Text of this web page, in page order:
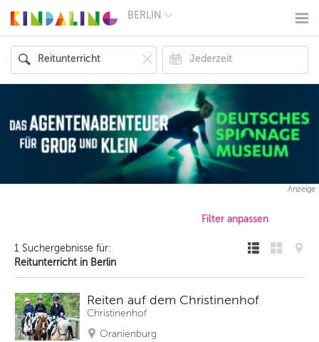
BERLIN
BERLIN
MÜNCHEN
HAMBURG
KÖLN
DÜSSELDORF
STUTTGART
ESSEN
HANNOVER
LEIPZIG
DRESDEN
NÜRNBERG
Anzeige
1 Suchergebnisse für:
Reitunterricht in Berlin
Reiten auf dem Christinenhof
Christinenhof
Oranienburg